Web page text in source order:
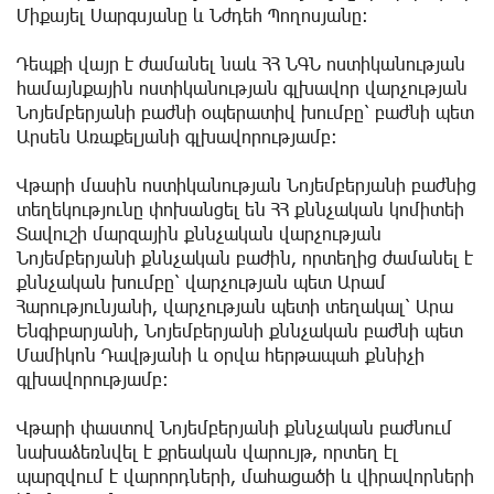
Միքայել Սարգսյանը և Նժդեհ Պողոսյանը։
Դեպքի վայր է ժամանել նաև ՀՀ ՆԳՆ ոստիկանության
համայնքային ոստիկանության գլխավոր վարչության
Նոյեմբերյանի բաժնի օպերատիվ խումբը՝ բաժնի պետ
Արսեն Առաքելյանի գլխավորությամբ։
Վթարի մասին ոստիկանության Նոյեմբերյանի բաժնից
տեղեկությունը փոխանցել են ՀՀ քննչական կոմիտեի
Տավուշի մարզային քննչական վարչության
Նոյեմբերյանի քննչական բաժին, որտեղից ժամանել է
քննչական խումբը՝ վարչության պետ Արամ
Հարությունյանի, վարչության պետի տեղակալ՝ Արա
Ենգիբարյանի, Նոյեմբերյանի քննչական բաժնի պետ
Մամիկոն Դավթյանի և օրվա հերթապահ քննիչի
գլխավորությամբ։
Վթարի փաստով Նոյեմբերյանի քննչական բաժնում
նախաձեռնվել է քրեական վարույթ, որտեղ էլ
պարզվում է վարորդների, մահացածի և վիրավորների